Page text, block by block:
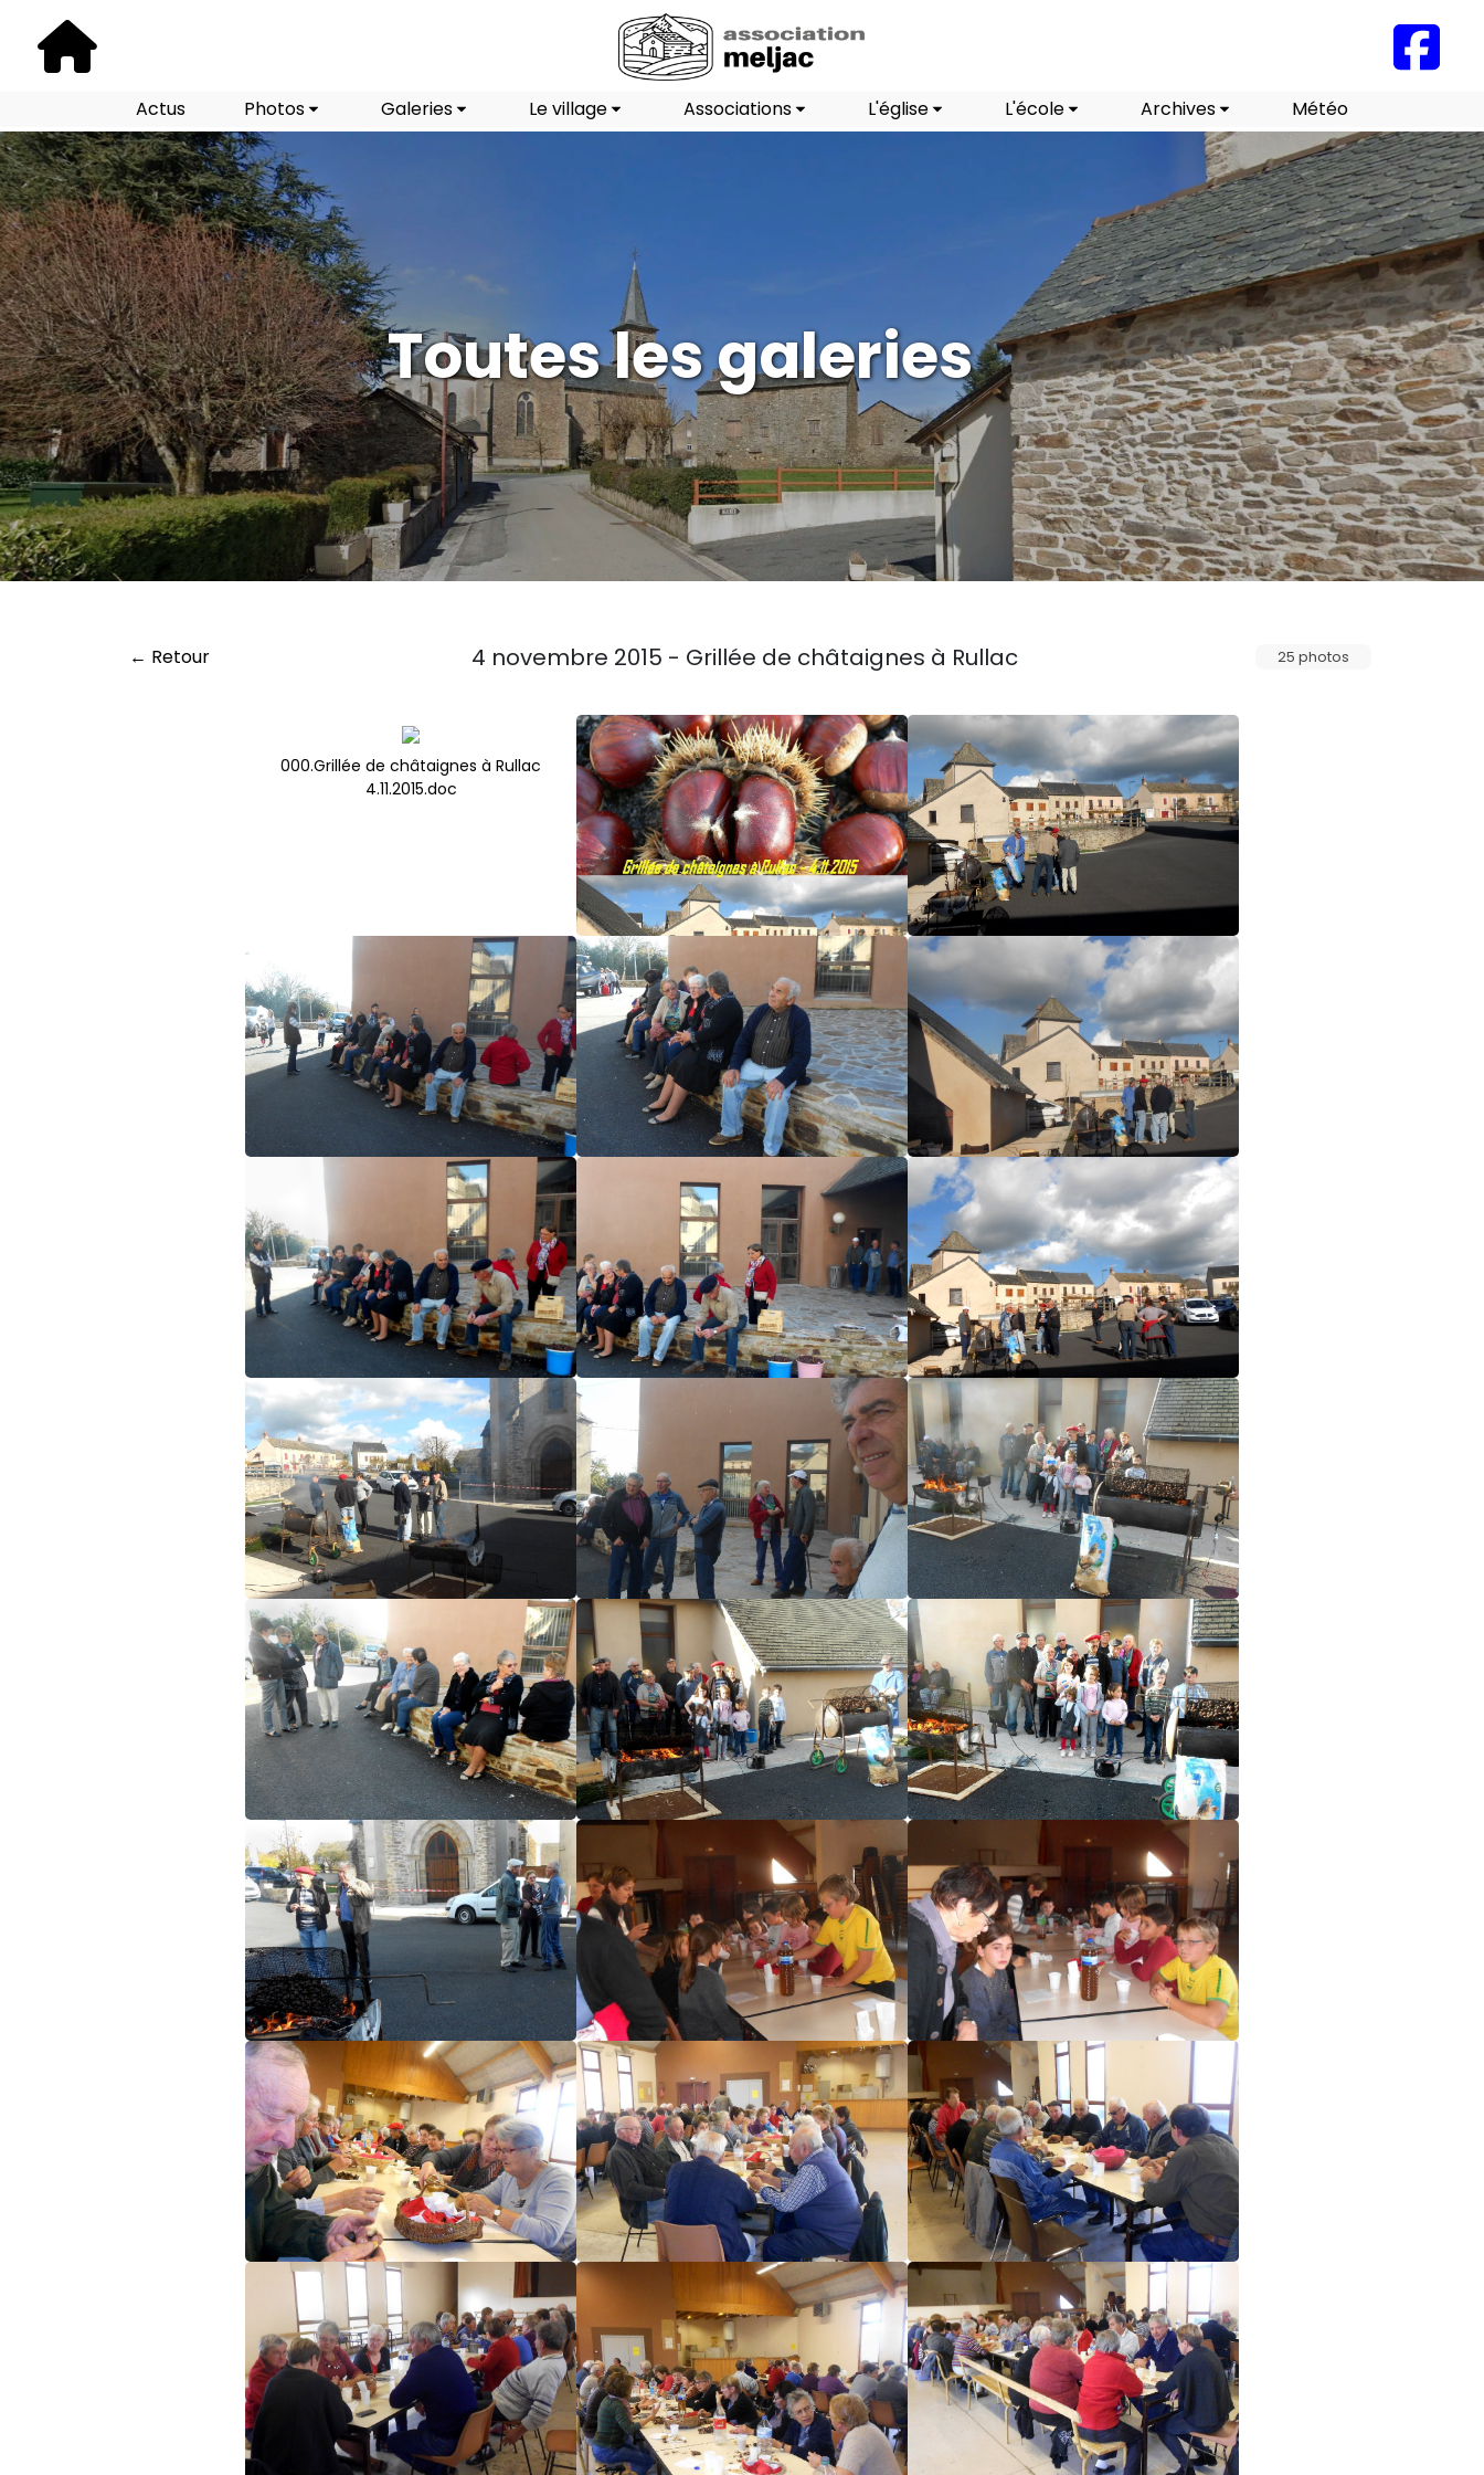
Actus Photos Galeries Le village Associations L'église L'école Archives Météo
Toutes les galeries
← Retour 4 novembre 2015 - Grillée de châtaignes à Rullac 25 photos
000.Grillée de châtaignes à Rullac
4.11.2015.doc